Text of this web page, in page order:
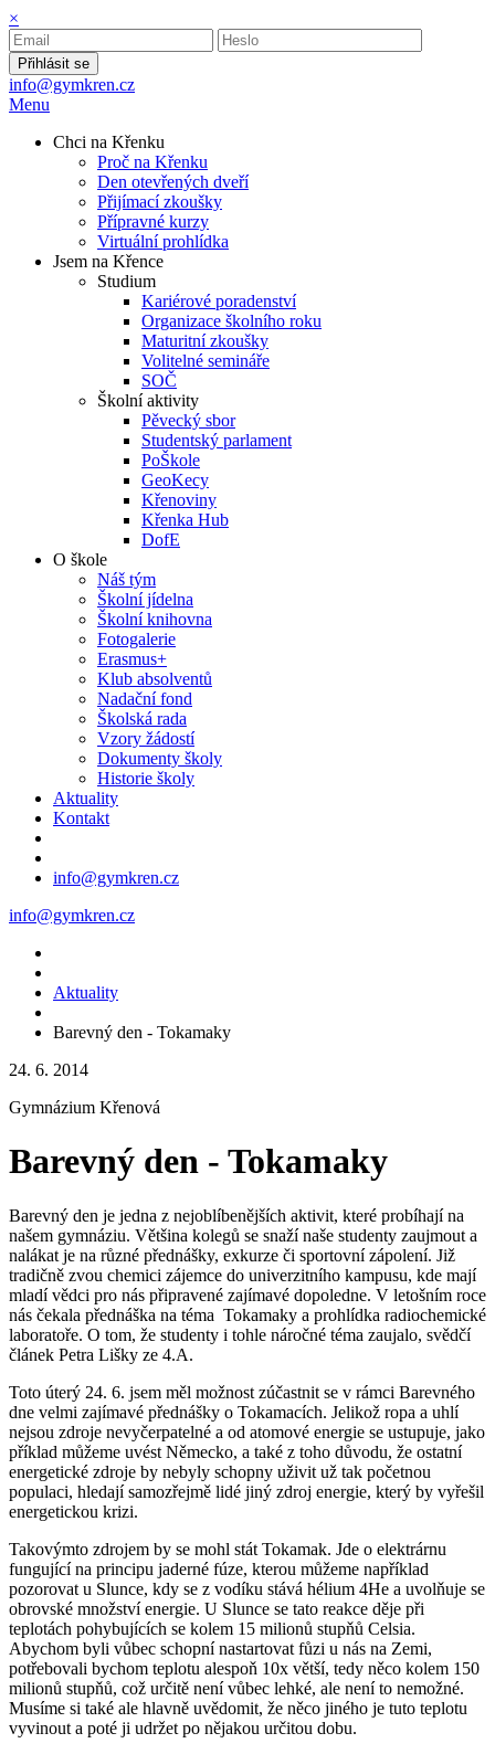
×
Přihlásit se
info@gymkren.cz
Menu
Chci na Křenku
Proč na Křenku
Den otevřených dveří
Přijímací zkoušky
Přípravné kurzy
Virtuální prohlídka
Jsem na Křence
Studium
Kariérové poradenství
Organizace školního roku
Maturitní zkoušky
Volitelné semináře
SOČ
Školní aktivity
Pěvecký sbor
Studentský parlament
PoŠkole
GeoKecy
Křenoviny
Křenka Hub
DofE
O škole
Náš tým
Školní jídelna
Školní knihovna
Fotogalerie
Erasmus+
Klub absolventů
Nadační fond
Školská rada
Vzory žádostí
Dokumenty školy
Historie školy
Aktuality
Kontakt
info@gymkren.cz
info@gymkren.cz
Aktuality
Barevný den - Tokamaky
24. 6. 2014
Gymnázium Křenová
Barevný den - Tokamaky
Barevný den je jedna z nejoblíbenějších aktivit, které probíhají na
našem gymnáziu. Většina kolegů se snaží naše studenty zaujmout a
nalákat je na různé přednášky, exkurze či sportovní zápolení. Již
tradičně zvou chemici zájemce do univerzitního kampusu, kde mají
mladí vědci pro nás připravené zajímavé dopoledne. V letošním roce
nás čekala přednáška na téma Tokamaky a prohlídka radiochemické
laboratoře. O tom, že studenty i tohle náročné téma zaujalo, svědčí
článek Petra Lišky ze 4.A.
Toto úterý 24. 6. jsem měl možnost zúčastnit se v rámci Barevného
dne velmi zajímavé přednášky o Tokamacích. Jelikož ropa a uhlí
nejsou zdroje nevyčerpatelné a od atomové energie se ustupuje, jako
příklad můžeme uvést Německo, a také z toho důvodu, že ostatní
energetické zdroje by nebyly schopny uživit už tak početnou
populaci, hledají samozřejmě lidé jiný zdroj energie, který by vyřešil
energetickou krizi.
Takovýmto zdrojem by se mohl stát Tokamak. Jde o elektrárnu
fungující na principu jaderné fúze, kterou můžeme například
pozorovat u Slunce, kdy se z vodíku stává hélium 4He a uvolňuje se
obrovské množství energie. U Slunce se tato reakce děje při
teplotách pohybujících se kolem 15 milionů stupňů Celsia.
Abychom byli vůbec schopní nastartovat fůzi u nás na Zemi,
potřebovali bychom teplotu alespoň 10x větší, tedy něco kolem 150
milionů stupňů, což určitě není vůbec lehké, ale není to nemožné.
Musíme si také ale hlavně uvědomit, že něco jiného je tuto teplotu
vyvinout a poté ji udržet po nějakou určitou dobu.